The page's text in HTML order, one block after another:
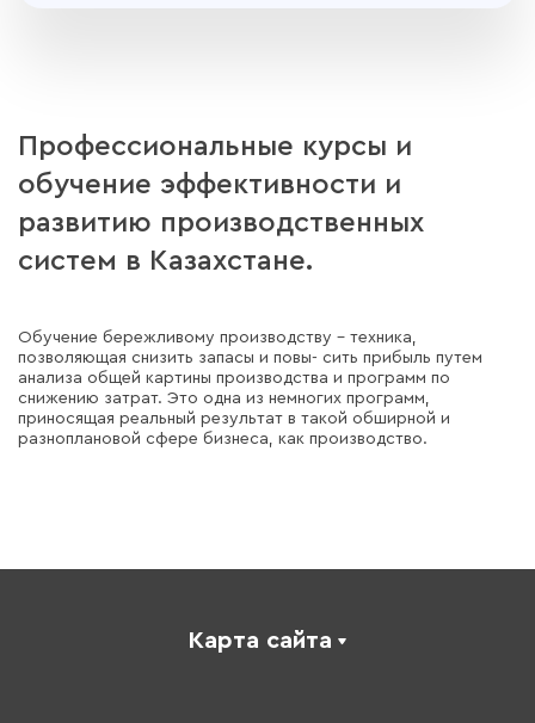
Профессиональные курсы и
обучение эффективности и
развитию производственных
систем в Казахстане.
Обучение бережливому производству - техника,
позволяющая снизить запасы и повы- сить прибыль путем
анализа общей картины производства и программ по
снижению затрат. Это одна из немногих программ,
приносящая реальный результат в такой обширной и
разноплановой сфере бизнеса, как производство.
Карта сайта